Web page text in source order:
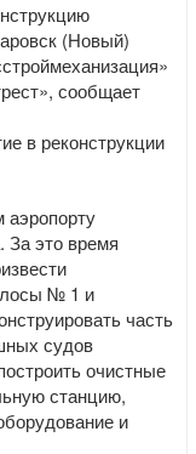
(Новый)
сообщает
в реконструкции
За это время
№ 1 и
часть
судов
очистные
станцию,
и